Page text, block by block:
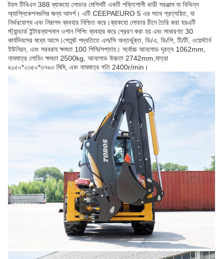
টরস টিবিএল 388 ব্যাকহো লোডার মেশিনটি একটি শক্তিশালী ভারী সরঞ্জাম যা বিভিন্ন
অ্যাপ্লিকেশনগুলির জন্য আদর্শ। এটি CEEPAEURO 5 এর সাথে প্রত্যয়িত, যা
নির্ভরযোগ্য এবং নিরাপদ ব্যবহার নিশ্চিত করে।ব্যাকহো লোডার চীনে তৈরি করা হয়এটি
স্ট্যান্ডার্ড ইন্টারন্যাশনাল ওশান শিপিং ব্যবহার করে প্রেরণ করা হয় এবং সাধারণত 30
কার্যদিবসের মধ্যে আসে।পেমেন্ট পদ্ধতিতে এল/সি অন্তর্ভুক্ত, ডি/এ, ডি/পি, টি/টি, ওয়েস্টার্ন
ইউনিয়ন, এবং সরবরাহ ক্ষমতা 100 পিসি/সপ্তাহ। সর্বোচ্চ আনলোড দূরত্ব 1062mm,
নামমাত্র লোডিং ক্ষমতা 2500kg, আনলোড উচ্চতা 2742mm,মাত্রা
৬১৫০*২৩৫০*৩৭৬৩ মিমি, এবং নামমাত্র গতি 2400r/min।